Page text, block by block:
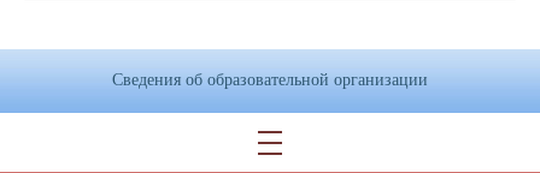
Сведения об образовательной организации